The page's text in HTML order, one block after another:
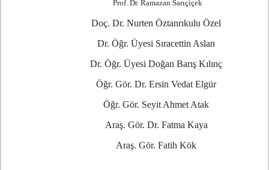
Prof. Dr. Ramazan Sarıçiçek
Doç. Dr. Nurten Öztanrıkulu Özel
Dr. Öğr. Üyesi Sıracettin Aslan
Dr. Öğr. Üyesi Doğan Barış Kılınç
Öğr. Gör. Dr. Ersin Vedat Elgür
Öğr. Gör. Seyit Ahmet Atak
Araş. Gör. Dr. Fatma Kaya
Araş. Gör. Fatih Kök